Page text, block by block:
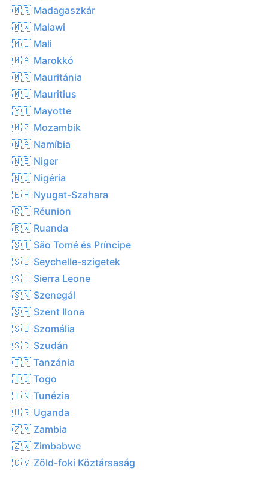
🇲🇬 Madagaszkár
🇲🇼 Malawi
🇲🇱 Mali
🇲🇦 Marokkó
🇲🇷 Mauritánia
🇲🇺 Mauritius
🇾🇹 Mayotte
🇲🇿 Mozambik
🇳🇦 Namíbia
🇳🇪 Niger
🇳🇬 Nigéria
🇪🇭 Nyugat-Szahara
🇷🇪 Réunion
🇷🇼 Ruanda
🇸🇹 São Tomé és Príncipe
🇸🇨 Seychelle-szigetek
🇸🇱 Sierra Leone
🇸🇳 Szenegál
🇸🇭 Szent Ilona
🇸🇴 Szomália
🇸🇩 Szudán
🇹🇿 Tanzánia
🇹🇬 Togo
🇹🇳 Tunézia
🇺🇬 Uganda
🇿🇲 Zambia
🇿🇼 Zimbabwe
🇨🇻 Zöld-foki Köztársaság